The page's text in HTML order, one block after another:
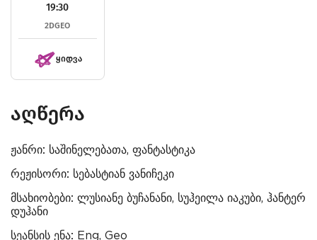
19:30
2DGEO
ᲧᲘᲓᲕᲐ
აღწერა
ჟანრი: საშინელებათა, ფანტასტიკა
რეჟისორი: სებასტიან ვანიჩეკი
მსახიობები: ლუსიანე ბუჩანანი, სუჰეილა იაკუბი, ჰანტერ
დუჰანი
სეანსის ენა: Eng, Geo